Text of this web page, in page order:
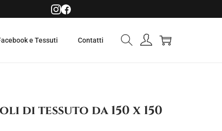
e Tessuti Contatti
di tessuto da 150 x 150